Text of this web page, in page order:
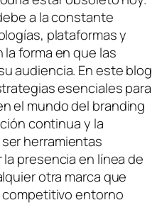
a la constante
plataformas y
forma en que las
audiencia. En este blog
esenciales para
el mundo del branding
continua y la
herramientas
presencia en línea de
otra marca que
entorno